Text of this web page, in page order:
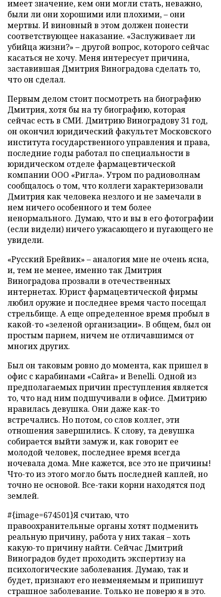
имеет значение, кем они могли стать, неважно,
были ли они хорошими или плохими, – они
мертвы. И виновный в этом должен понести
соответствующее наказание. «Заслуживает ли
убийца жизни?» – другой вопрос, которого сейчас
касаться не хочу. Меня интересует причина,
заставившая Дмитрия Виноградова сделать то,
что он сделал.
Первым делом стоит посмотреть на биографию
Дмитрия, хотя бы на ту биографию, которая
сейчас есть в СМИ. Дмитрию Виноградову 31 год,
он окончил юридический факультет Московского
института государственного управления и права,
последние годы работал по специальности в
юридическом отделе фармацевтической
компании ООО «Ригла». Утром по радиоволнам
сообщалось о том, что коллеги характеризовали
Дмитрия как человека незлого и не замечали в
нем ничего особенного и тем более
ненормального. Думаю, что и вы в его фотографии
(если видели) ничего ужасающего и пугающего не
увидели.
«Русский Брейвик» – аналогия мне не очень ясна,
и, тем не менее, именно так Дмитрия
Виноградова прозвали в отечественных
интернетах. Юрист фармацевтической фирмы
любил оружие и последнее время часто посещал
стрельбище. А еще определенное время пробыл в
какой-то «зеленой организации». В общем, был он
простым парнем, ничем не отличавшимся от
многих других.
Был он таковым ровно до момента, как пришел в
офис с карабинами «Сайга» и Benelli. Одной из
предполагаемых причин преступления является
то, что над ним подшучивали в офисе. Дмитрию
нравилась девушка. Они даже как-то
встречались. Но потом, со слов коллег, эти
отношения завершились. К слову, та девушка
собирается выйти замуж и, как говорит ее
молодой человек, последнее время всегда
ночевала дома. Мне кажется, все это не причины!
Что-то из этого могло быть последней каплей, но
точно не основой. Все-таки корни находятся под
землей.
#{image=674501}Я считаю, что
правоохранительные органы хотят подменить
реальную причину, работа у них такая – хоть
какую-то причину найти. Сейчас Дмитрий
Виноградов будет проходить экспертизу на
психологические заболевания. Думаю, так и
будет, признают его невменяемым и припишут
страшное заболевание. Только не поверю я в это.